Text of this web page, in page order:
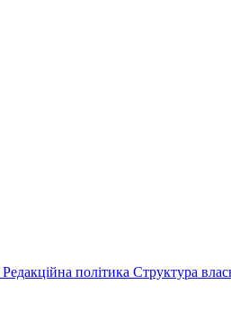
Редакційна політика Структура